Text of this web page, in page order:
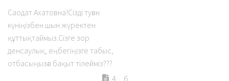
Саодат Ахатовна!Сізді туған
күніңізбен шын жүректен
құттықтаймыз.Сізге зор
денсаулық, еңбегіңізге табыс,
отбасыңызға бақыт тілейміз???
4 ... 6